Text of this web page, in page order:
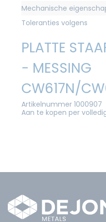
Mechanische
Toleranties volgens
PLATTE
- MESSING
CW617N/
Artikelnummer 1000907
Aan te kopen per